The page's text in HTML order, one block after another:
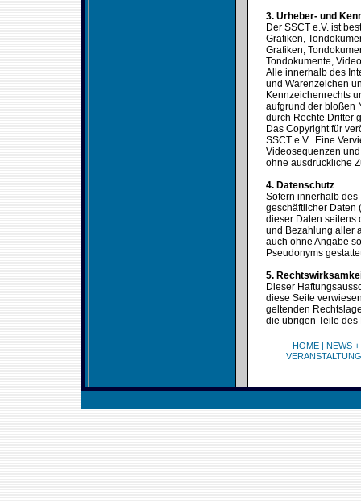
3. Urheber- und
Der SSCT e.V. ist
Grafiken,
Grafiken,
Tondokumente,
Alle innerhalb des
und Warenzeichen
Kennzeichenrechts
aufgrund der bloßen
durch Rechte Dritter
Das Copyright für
SSCT e.V.. Eine
Videosequenzen
ohne ausdrückliche
4. Datenschutz
Sofern innerhalb
geschäftlicher Daten
dieser Daten seitens
und Bezahlung aller
auch ohne Angabe
Pseudonyms
5.
Dieser
diese Seite
geltenden
die übrigen Teile
HOME| NEWS